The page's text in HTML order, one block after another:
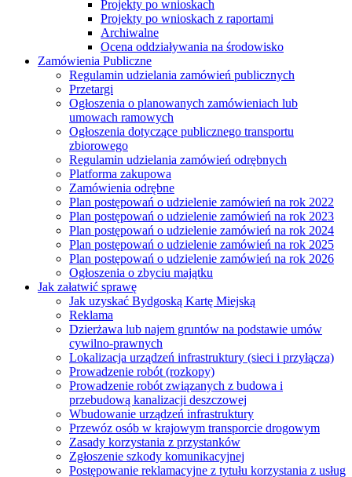
Projekty po wnioskach
Projekty po wnioskach z raportami
Archiwalne
Ocena oddziaływania na środowisko
Zamówienia Publiczne
Regulamin udzielania zamówień publicznych
Przetargi
Ogłoszenia o planowanych zamówieniach lub
umowach ramowych
Ogłoszenia dotyczące publicznego transportu
zbiorowego
Regulamin udzielania zamówień odrębnych
Platforma zakupowa
Zamówienia odrębne
Plan postępowań o udzielenie zamówień na rok 2022
Plan postępowań o udzielenie zamówień na rok 2023
Plan postępowań o udzielenie zamówień na rok 2024
Plan postępowań o udzielenie zamówień na rok 2025
Plan postępowań o udzielenie zamówień na rok 2026
Ogłoszenia o zbyciu majątku
Jak załatwić sprawę
Jak uzyskać Bydgoską Kartę Miejską
Reklama
Dzierżawa lub najem gruntów na podstawie umów
cywilno-prawnych
Lokalizacja urządzeń infrastruktury (sieci i przyłącza)
Prowadzenie robót (rozkopy)
Prowadzenie robót związanych z budowa i
przebudową kanalizacji deszczowej
Wbudowanie urządzeń infrastruktury
Przewóz osób w krajowym transporcie drogowym
Zasady korzystania z przystanków
Zgłoszenie szkody komunikacyjnej
Postępowanie reklamacyjne z tytułu korzystania z usług